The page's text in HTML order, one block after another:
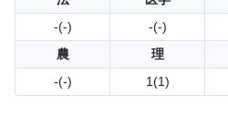
-(-)
-(-)
農
理
-(-)
1(1)